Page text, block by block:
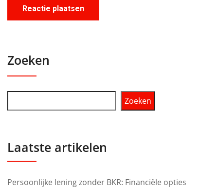
Zoeken
Zoeken
Laatste artikelen
Persoonlijke lening zonder BKR: Financiële opties